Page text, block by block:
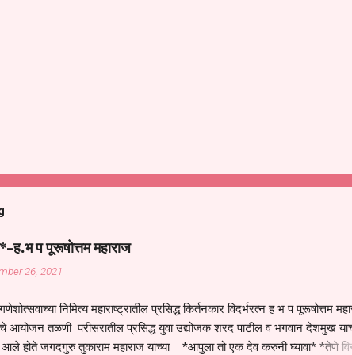
ह.भ प पूरूषोत्तम महाराज
26, 2021
निमित्य महाराष्ट्रातील प्रसिद्ध किर्तनकार विदर्भरत्न ह भ प पूरूषोत्तम
आयोजन तळणी परीसरातील प्रसिद्ध युवा उद्योजक शरद पाटील व भगवान देशमुख
आले होते जगदगुरु तुकाराम महाराज यांच्या *आपुला तो एक देव करुनी घ्यावा* *तेणे